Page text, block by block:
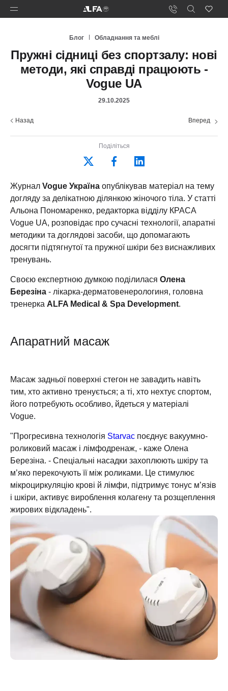
Блог Обладнання та меблі
Пружні сідниці без спортзалу: нові
методи, які справді працюють -
Vogue UA
29.10.2025
Назад Вперед
Поділіться
Журнал Vogue Україна опублікував матеріал на тему
догляду за делікатною ділянкою жіночого тіла. У статті
Альона Пономаренко, редакторка відділу КРАСА
Vogue UA, розповідає про сучасні технології, апаратні
методики та доглядові засоби, що допомагають
досягти підтягнутої та пружної шкіри без виснажливих
тренувань.
Своєю експертною думкою поділилася Олена
Березіна - лікарка-дерматовенерологиня, головна
тренерка ALFA Medical & Spa Development.
Апаратний масаж
Масаж задньої поверхні стегон не завадить навіть
тим, хто активно тренується; а ті, хто нехтує спортом,
його потребують особливо, йдеться у матеріалі
Vogue.
"Прогресивна технологія Starvac поєднує вакуумно-
роликовий масаж і лімфодренаж, - каже Олена
Березіна. - Спеціальні насадки захоплюють шкіру та
м’яко перекочують її між роликами. Це стимулює
мікроциркуляцію крові й лімфи, підтримує тонус м’язів
і шкіри, активує вироблення колагену та розщеплення
жирових відкладень".